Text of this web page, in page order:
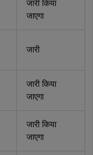
जारी किया
जाएगा
जारी
जारी किया
जाएगा
जारी किया
जाएगा